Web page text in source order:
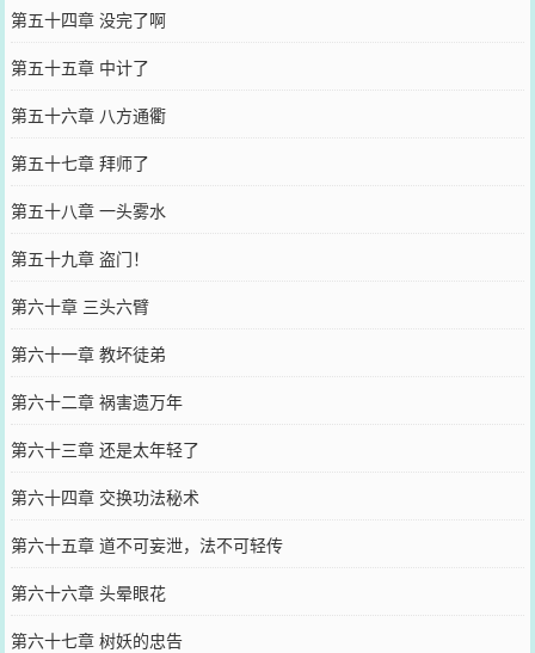
第五十四章 没完了啊
第五十五章 中计了
第五十六章 八方通衢
第五十七章 拜师了
第五十八章 一头雾水
第五十九章 盗门！
第六十章 三头六臂
第六十一章 教坏徒弟
第六十二章 祸害遗万年
第六十三章 还是太年轻了
第六十四章 交换功法秘术
第六十五章 道不可妄泄，法不可轻传
第六十六章 头晕眼花
第六十七章 树妖的忠告